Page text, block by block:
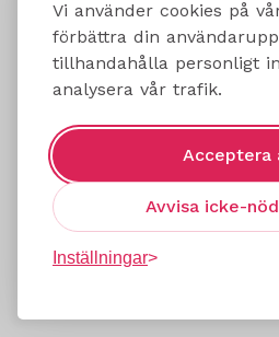
Vi använder cookies på
förbättra din
tillhandahålla personligt
analysera vår trafik.
Acceptera
Avvisa icke-
Inställningar